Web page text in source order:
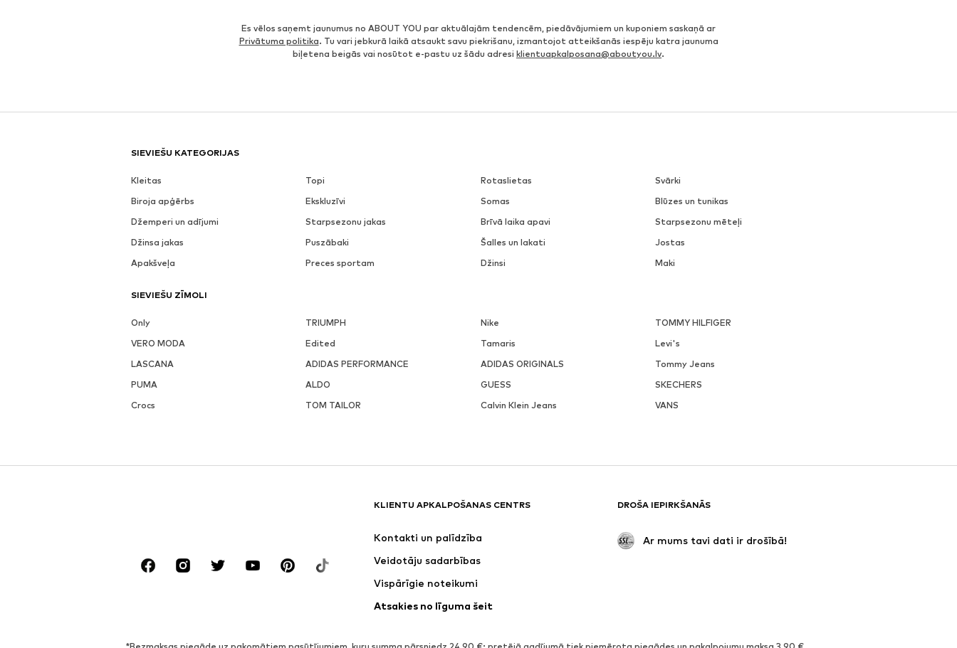
Es vēlos saņemt jaunumus no ABOUT YOU par aktuālajām tendencēm, piedāvājumiem un kuponiem saskaņā ar
Privātuma politika. Tu vari jebkurā laikā atsaukt savu piekrišanu, izmantojot atteikšanās iespēju katra jaunuma
biļetena beigās vai nosūtot e-pastu uz šādu adresi klientuapkalposana@aboutyou.lv.
SIEVIEŠU KATEGORIJAS
Kleitas Topi Rotaslietas
Svārki
Biroja apģērbs
Ekskluzīvi Somas
Blūzes un tunikas
Džemperi un adījumi
Starpsezonu jakas Brīvā laika apavi
Starpsezonu mēteļi
Džinsa jakas
Puszābaki Šalles un lakati
Jostas
Apakšveļa
Preces sportam Džinsi Maki
SIEVIEŠU ZĪMOLI
Only TRIUMPH Nike
TOMMY HILFIGER
VERO MODA
Edited Tamaris
Levi's
LASCANA
ADIDAS PERFORMANCE ADIDAS ORIGINALS
Tommy Jeans
PUMA
ALDO GUESS
SKECHERS
Crocs
TOM TAILOR Calvin Klein Jeans VANS
KLIENTU APKALPOŠANAS CENTRS
Kontakti un palīdzība
Veidotāju sadarbības
Vispārīgie noteikumi
Atsakies no līguma šeit
DROŠA IEPIRKŠANĀS
Ar mums tavi dati ir drošībā!